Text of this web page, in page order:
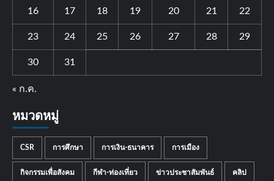
16 17 18 19 20 21 22
23 24 25 26 27 28 29
30 31
« ก.ค.
หมวดหมู่
CSR การศึกษา การเงิน-ธนาคาร การเมือง
กิจกรรมเพื่อสังคม กีฬา-ท่องเที่ยว ข่าวประชาสัมพันธ์ คลิป